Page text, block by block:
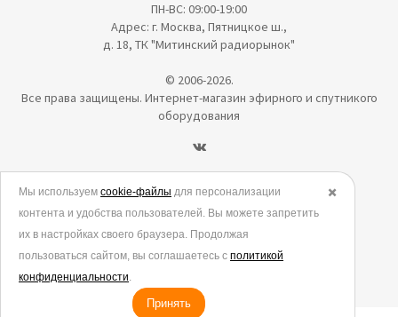
ПН-ВС: 09:00-19:00
Адрес: г. Москва, Пятницкое ш.,
д. 18, ТК "Митинский радиорынок"
© 2006-2026.
Все права защищены. Интернет-магазин эфирного и спутникого
оборудования
Политика в отношении обработки персональных данных
Согласие на обработку персональных данных
Согласие на обработку данных метрическими программами
Политика использования cookies
✖️
Мы используем cookie-файлы для персонализации
контента и удобства пользователей. Вы можете запретить
их в настройках своего браузера. Продолжая
пользоваться сайтом, вы соглашаетесь с политикой
конфиденциальности.
Принять